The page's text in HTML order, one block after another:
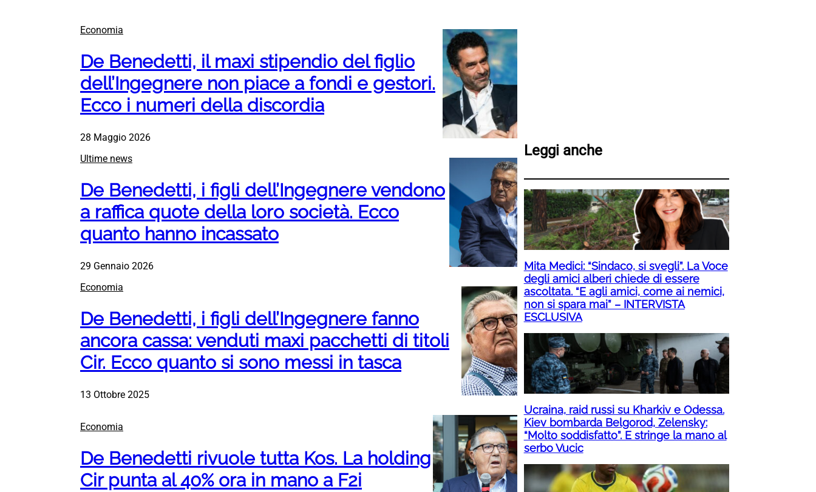
Economia
De Benedetti, il maxi stipendio del figlio
dell’Ingegnere non piace a fondi e gestori.
Ecco i numeri della discordia
28 Maggio 2026
Ultime news
De Benedetti, i figli dell’Ingegnere vendono
a raffica quote della loro società. Ecco
quanto hanno incassato
29 Gennaio 2026
Economia
De Benedetti, i figli dell’Ingegnere fanno
ancora cassa: venduti maxi pacchetti di titoli
Cir. Ecco quanto si sono messi in tasca
13 Ottobre 2025
Economia
De Benedetti rivuole tutta Kos. La holding
Cir punta al 40% ora in mano a F2i
Leggi anche
Mita Medici: “Sindaco, si svegli”. La Voce
degli amici alberi chiede di essere
ascoltata. “E agli amici, come ai nemici,
non si spara mai” – INTERVISTA
ESCLUSIVA
Ucraina, raid russi su Kharkiv e Odessa.
Kiev bombarda Belgorod, Zelensky:
“Molto soddisfatto”. E stringe la mano al
serbo Vucic